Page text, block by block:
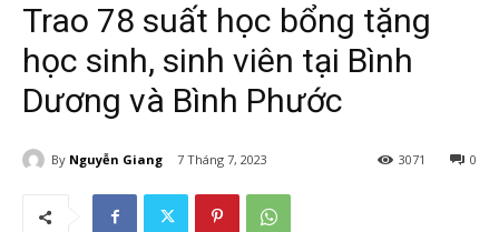
Trao 78 suất học bổng tặng
học sinh, sinh viên tại Bình
Dương và Bình Phước
By Nguyễn Giang 7 Tháng 7, 2023 0
3071